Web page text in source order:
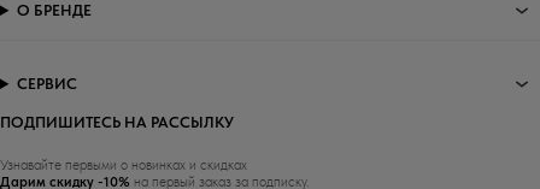
ПОДПИШИТЕСЬ НА РАССЫЛКУ
Узнавайте первыми о новинках и скидках
Дарим скидку -10% на первый заказ за подписку.
О БРЕНДЕ
СЕРВИС